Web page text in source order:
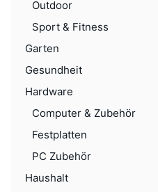
Outdoor
Sport & Fitness
Garten
Gesundheit
Hardware
Computer & Zubehör
Festplatten
PC Zubehör
Haushalt